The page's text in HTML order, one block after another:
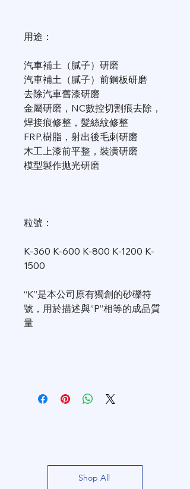
用途：
汽車補土（膩子）研磨
汽車補土（膩子）前鋼板研磨
去除汽車舊漆研磨
金屬研磨，NC數控切割痕去除，
焊接痕修整，髮絲紋修整
FRP,樹脂，射出後毛刺研磨
木工上漆前平整，裝潢研磨
模型製作拋光研磨
粒號：
K-360 K-600 K-800 K-1200 K-
1500
“K”是本公司原有獨創的砂礫符
號，用於描述與”P”相等的成品質
量
Shop All